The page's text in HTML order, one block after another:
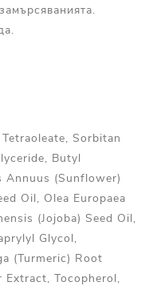
Sorbitan
Butyl
Annuus (Sunflower)
Oil, Olea Europaea
(Jojoba) Seed Oil,
Glycol,
(Turmeric) Root
Extract, Tocopherol,